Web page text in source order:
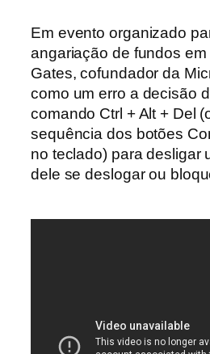
Em evento organizado
angariação de fundos em
Gates, cofundador da
como um erro a decisão
comando Ctrl + Alt + Del
sequência dos botões
no teclado) para desligar
dele se deslogar ou